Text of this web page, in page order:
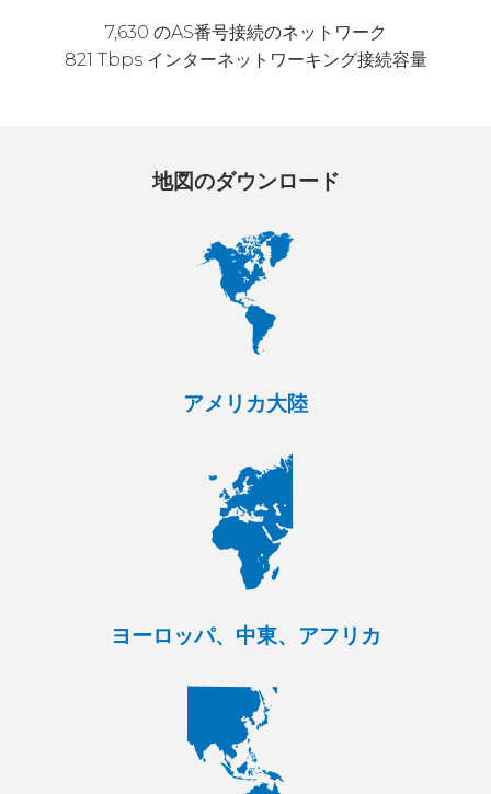
7,630 のAS番号接続のネットワーク
821 Tbps インターネットワーキング接続容量
地図のダウンロード
アメリカ大陸
ヨーロッパ、中東、アフリカ